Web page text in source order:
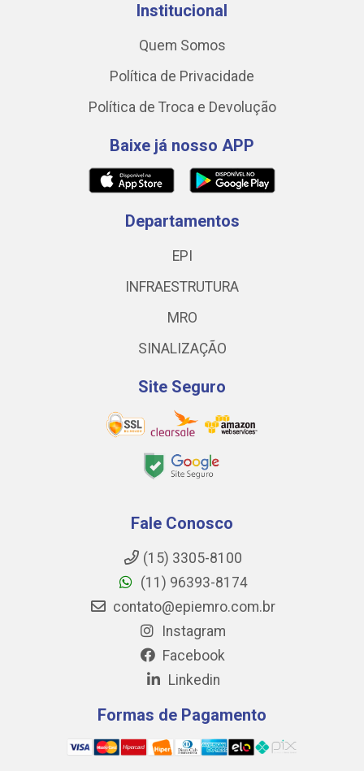
Institucional
Quem Somos
Política de Privacidade
Política de Troca e Devolução
Baixe já nosso APP
Departamentos
EPI
INFRAESTRUTURA
MRO
SINALIZAÇÃO
Site Seguro
Fale Conosco
(15) 3305-8100
(11) 96393-8174
contato@epiemro.com.br
Instagram
Facebook
Linkedin
Formas de Pagamento